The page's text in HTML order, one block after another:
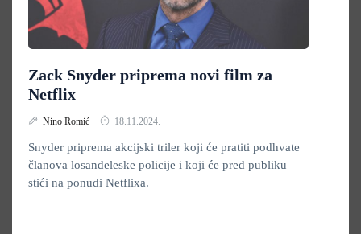
Zack Snyder priprema novi film za
Netflix
Nino Romić 18.11.2024.
Snyder priprema akcijski triler koji će pratiti podhvate
članova losanđeleske policije i koji će pred publiku
stići na ponudi Netflixa.